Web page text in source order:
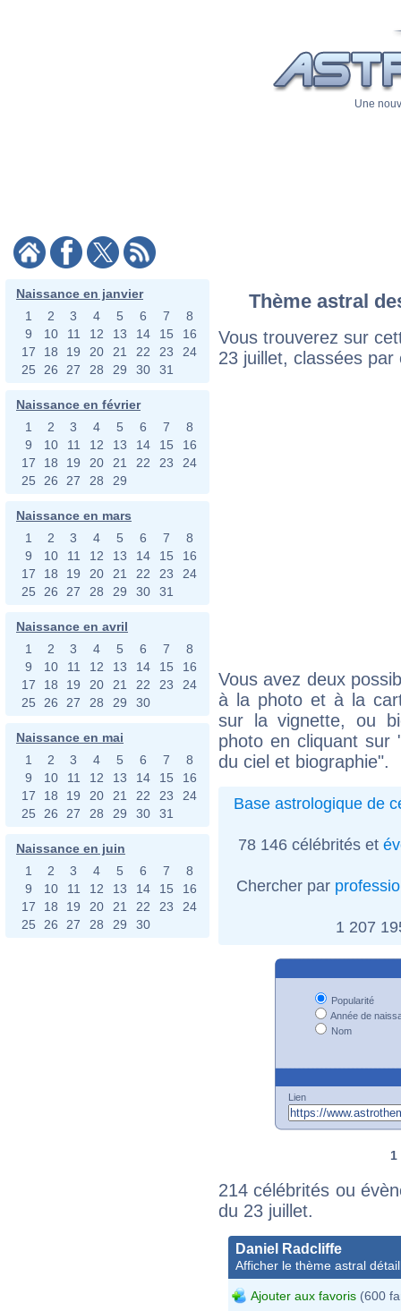
Une
Naissance en janvier
1
2 3 4 5 6 7
8
9
10 11 12 13 14 15
16
17
18 19 20 21 22 23
24
25
26 27 28 29 30 31
Naissance en février
1
2 3 4 5 6 7
8
9
10 11 12 13 14 15
16
17
18 19 20 21 22 23
24
25
26 27 28 29
Naissance en mars
1
2 3 4 5 6 7
8
9
10 11 12 13 14 15
16
17
18 19 20 21 22 23
24
25
26 27 28 29 30 31
Naissance en avril
1
2 3 4 5 6 7
8
9
10 11 12 13 14 15
16
17
18 19 20 21 22 23
24
25
26 27 28 29 30
Naissance en mai
1
2 3 4 5 6 7
8
9
10 11 12 13 14 15
16
17
18 19 20 21 22 23
24
25
26 27 28 29 30 31
Naissance en juin
1
2 3 4 5 6 7
8
9
10 11 12 13 14 15
16
17
18 19 20 21 22 23
24
25
26 27 28 29 30
Thème astral
Vous trouverez sur
23 juillet, classées
Vous avez deux
à la photo et à la
sur la vignette, ou
photo en cliquant sur
du ciel et biographie".
Base astrologique de
78 146 célébrités et
Chercher par
1 207
Popularité
Année de
Nom
Lien
1
214 célébrités ou
du 23 juillet.
Daniel Radcliffe
Afficher le thème astral
Ajouter aux favoris (600